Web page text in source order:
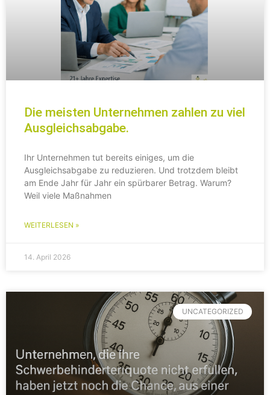
Die meisten Unternehmen zahlen zu viel
Ausgleichsabgabe.
Ihr Unternehmen tut bereits einiges, um die
Ausgleichsabgabe zu reduzieren. Und trotzdem bleibt
am Ende Jahr für Jahr ein spürbarer Betrag. Warum?
Weil viele Maßnahmen
WEITERLESEN »
14. April 2026
UNCATEGORIZED